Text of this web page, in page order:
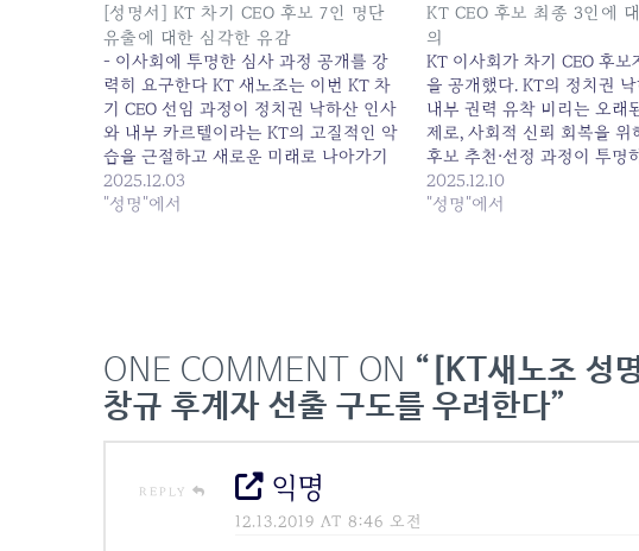
[성명서] KT 차기 CEO 후보 7인 명단
유출에 대한 심각한 유감
- 이사회에 투명한 심사 과정 공개를 강
력히 요구한다 KT 새노조는 이번 KT 차
기 CEO 선임 과정이 정치권 낙하산 인사
와 내부 카르텔이라는 KT의 고질적인 악
습을 근절하고 새로운 미래로 나아가기
위한 중요한 전환점이 되어야 함을 수차
례 강조해 왔다. 그러나 이사회의 공식 발
2025.12.03
"성명"에서
KT CEO 후보 최종 3인에
의
KT 이사회가 차기 CEO 후보
을 공개했다. KT의 정치권
내부 권력 유착 비리는 오래
제로, 사회적 신뢰 회복을 위
후보 추천·선정 과정이 투명
어야 한다는 것이 KT 새노조
장이다. 그러나 이번에 발표
2025.12.10
"성명"에서
ONE COMMENT ON “[KT새노조 성
창규 후계자 선출 구도를 우려한다”
REPLY 익명
12.13.2019 AT 8:46 오전